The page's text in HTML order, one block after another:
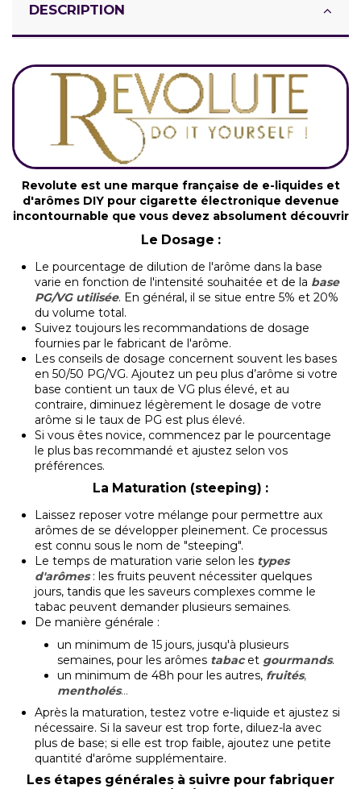
DESCRIPTION
Revolute est une marque française de e-liquides et
d'arômes DIY pour cigarette électronique devenue
incontournable que vous devez absolument découvrir
Le Dosage :
Le pourcentage de dilution de l'arôme dans la base
varie en fonction de l'intensité souhaitée et de la base
PG/VG utilisée. En général, il se situe entre 5% et 20%
du volume total.
Suivez toujours les recommandations de dosage
fournies par le fabricant de l'arôme.
Les conseils de dosage concernent souvent les bases
en 50/50 PG/VG. Ajoutez un peu plus d’arôme si votre
base contient un taux de VG plus élevé, et au
contraire, diminuez légèrement le dosage de votre
arôme si le taux de PG est plus élevé.
Si vous êtes novice, commencez par le pourcentage
le plus bas recommandé et ajustez selon vos
préférences.
La Maturation (steeping) :
Laissez reposer votre mélange pour permettre aux
arômes de se développer pleinement. Ce processus
est connu sous le nom de "steeping".
Le temps de maturation varie selon les types
d'arômes: les fruits peuvent nécessiter quelques
jours, tandis que les saveurs complexes comme le
tabac peuvent demander plusieurs semaines.
De manière générale :
un minimum de 15 jours, jusqu'à plusieurs
semaines, pour les arômes tabacet gourmands.
un minimum de 48h pour les autres, fruités,
mentholés...
Après la maturation, testez votre e-liquide et ajustez si
nécessaire. Si la saveur est trop forte, diluez-la avec
plus de base; si elle est trop faible, ajoutez une petite
quantité d'arôme supplémentaire.
Les étapes générales à suivre pour fabriquer